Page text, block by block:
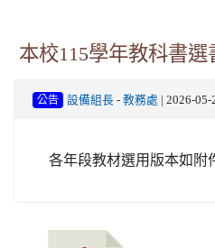
本校115學年教科書選
公告 設備組長- 教務處 | 2026-
各年段教材選用版本如附